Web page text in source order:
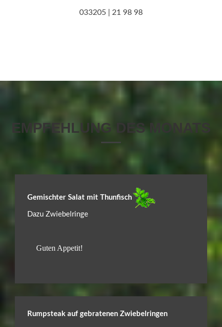
033205 | 21 98 98
EMPFEHLUNG DES MONATS
Gemischter Salat mit Thunfisch
Dazu Zwiebelringe
Guten Appetit!
Rumpsteak auf gebratenen Zwiebelringen